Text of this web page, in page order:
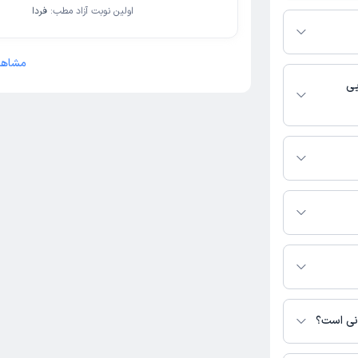
اولین نوبت آزاد مطب: فردا
دکترتو
صورت فعال بودن
تماس، برنامه
پزشکی و
فعالیت
نیست. برای
نشده است.
است؟
نیست.